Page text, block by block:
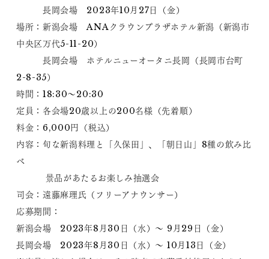
長岡会場 2023年10月27日（金）
場所：新潟会場 ANAクラウンプラザホテル新潟（新潟市
中央区万代5-11-20）
長岡会場 ホテルニューオータニ長岡（長岡市台町
2-8-35）
時間：18:30～20:30
定員：各会場20歳以上の200名様（先着順）
料金：6,000円（税込）
内容：旬な新潟料理と「久保田」、「朝日山」8種の飲み比
べ
景品があたるお楽しみ抽選会
司会：遠藤麻理氏（フリーアナウンサー）
応募期間：
新潟会場 2023年8月30日（水）～ 9月29日（金）
長岡会場 2023年8月30日（水）～ 10月13日（金）